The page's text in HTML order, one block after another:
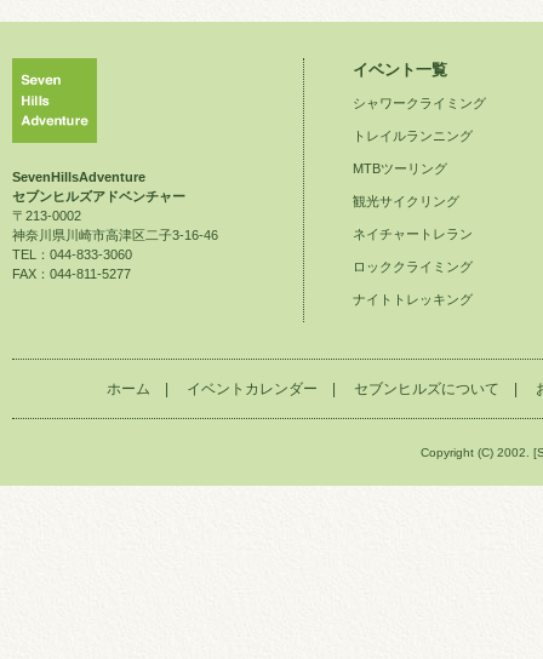
SevenHillsAdventure
セブンヒルズアドベンチャー
〒213-0002
神奈川県川崎市高津区二子3-16-46
TEL：044-833-3060
FAX：044-811-5277
イベント一覧
シャワークライミング
トレイルランニング
MTBツーリング
観光サイクリング
ネイチャートレラン
ロッククライミング
ナイトトレッキング
ホーム イベントカレンダー セブンヒルズについて
Copyright (C) 2002.